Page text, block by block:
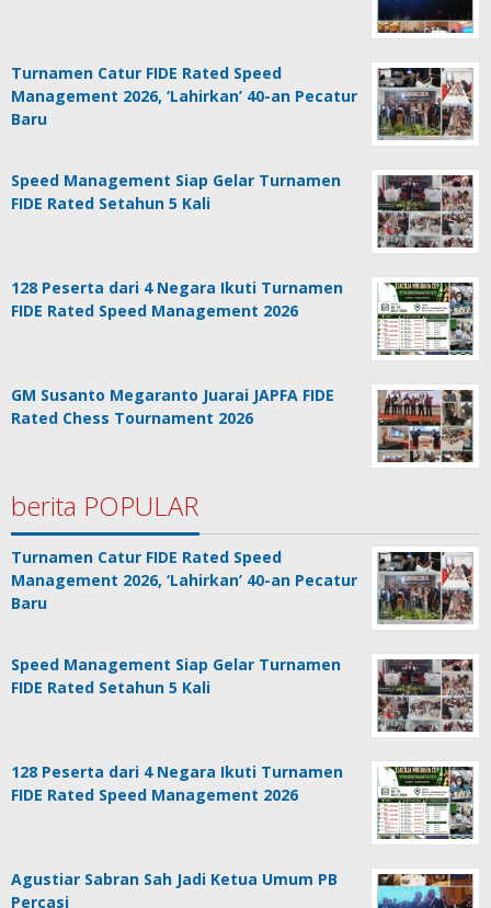
Turnamen Catur FIDE Rated Speed
Management 2026, ‘Lahirkan’ 40-an Pecatur
Baru
Speed Management Siap Gelar Turnamen
FIDE Rated Setahun 5 Kali
128 Peserta dari 4 Negara Ikuti Turnamen
FIDE Rated Speed Management 2026
GM Susanto Megaranto Juarai JAPFA FIDE
Rated Chess Tournament 2026
berita POPULAR
Turnamen Catur FIDE Rated Speed
Management 2026, ‘Lahirkan’ 40-an Pecatur
Baru
Speed Management Siap Gelar Turnamen
FIDE Rated Setahun 5 Kali
128 Peserta dari 4 Negara Ikuti Turnamen
FIDE Rated Speed Management 2026
Agustiar Sabran Sah Jadi Ketua Umum PB
Percasi